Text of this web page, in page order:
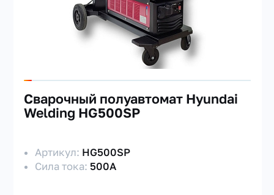
Сварочный полуавтомат Hyundai
Welding HG500SP
Артикул: HG500SP
Сила тока: 500А